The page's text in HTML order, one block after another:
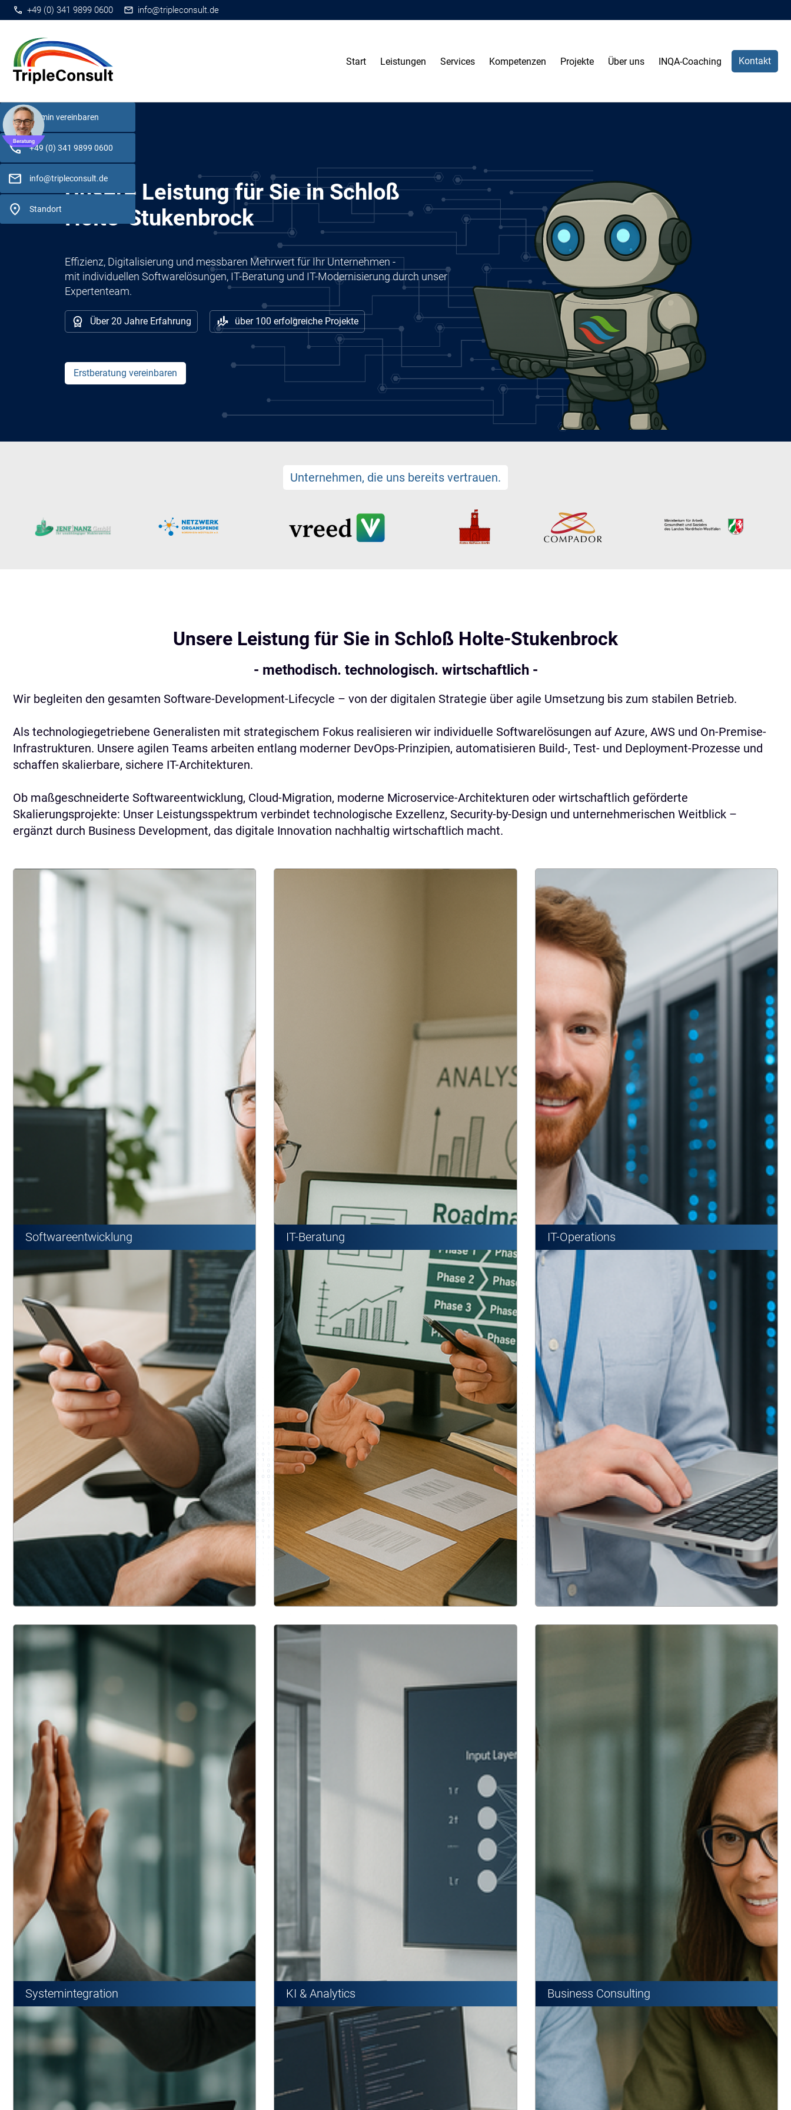
+49 (0) 341 9899 0600 info@tripleconsult.de
Start Leistungen Services Kompetenzen Projekte Über uns INQA-Coaching Kontakt
Termin vereinbaren
+49 (0) 341 9899 0600
info@tripleconsult.de
Standort
Beratung
Unsere Leistung für Sie in Schloß
Holte-Stukenbrock
Effizienz, Digitalisierung und messbaren Mehrwert für Ihr Unternehmen -
mit individuellen Softwarelösungen, IT-Beratung und IT-Modernisierung durch unser
Expertenteam.
Über 20 Jahre Erfahrung über 100 erfolgreiche Projekte
Erstberatung vereinbaren
Unternehmen, die uns bereits vertrauen.
Unsere Leistung für Sie in Schloß Holte-Stukenbrock
- methodisch. technologisch. wirtschaftlich -
Wir begleiten den gesamten Software-Development-Lifecycle – von der digitalen Strategie über agile Umsetzung bis zum stabilen Betrieb.
Als technologiegetriebene Generalisten mit strategischem Fokus realisieren wir individuelle Softwarelösungen auf Azure, AWS und On-Premise-
Infrastrukturen. Unsere agilen Teams arbeiten entlang moderner DevOps-Prinzipien, automatisieren Build-, Test- und Deployment-Prozesse und
schaffen skalierbare, sichere IT-Architekturen.
Ob maßgeschneiderte Softwareentwicklung, Cloud-Migration, moderne Microservice-Architekturen oder wirtschaftlich geförderte
Skalierungsprojekte: Unser Leistungsspektrum verbindet technologische Exzellenz, Security-by-Design und unternehmerischen Weitblick –
ergänzt durch Business Development, das digitale Innovation nachhaltig wirtschaftlich macht.
Softwareentwicklung IT-Beratung IT-Operations
Systemintegration KI & Analytics Business Consulting